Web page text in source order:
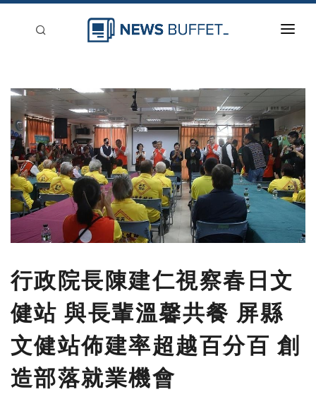
新聞稿分類
登入
刊登
行政院長陳建仁視察春日文
健站 與長輩溫馨共餐 屏縣
文健站佈建率超越百分百 創
造部落就業機會